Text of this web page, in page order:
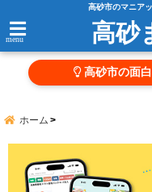
高砂市のマニア
menu 高砂
高砂市の面
ホーム